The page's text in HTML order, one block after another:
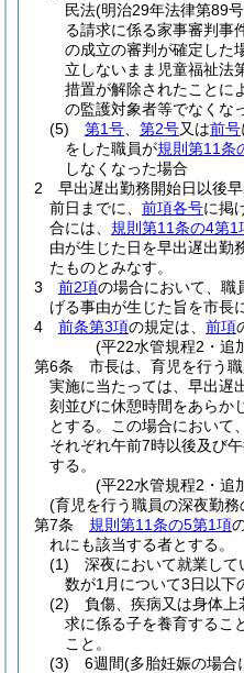
民法(明治29年法律第89
る請求に係る家事審判事
の成立の審判が確定した
立しないまま児童福祉法
措置が解除されたことに
の監護対象者等でなくな
(5)
第1号 第2号又は前号
をした職員が規則第11条
しなくなった場合
2
早出遅出勤務開始日以後
前日までに、 前項各号に掲
合には、 規則第11条の4第1
由が生じた日を早出遅出勤
たものとみなす。
3
前2項の場合において、職
げる事由が生じた旨を市長
4
前条第3項の規定は、 前項
(平22水管規程2・追
第6条
市長は、育児を行う
実施に当たっては、早出遅
刻並びに休憩時間をあらか
とする。
この場合において
それぞれ午前7時以後及び
する。
(平22水管規程2・追
(育児を行う職員の深夜勤務
第7条
規則第11条の5第1項
れにも該当する者とする。
(1)
深夜において就業して
数が1月について3日以下
(2)
負傷、疾病又は身体
求に係る子を養育するこ
こと。
(3)
6週間(多胎妊娠の場合